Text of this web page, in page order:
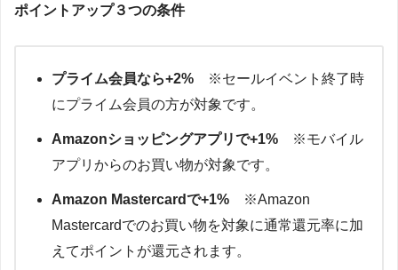
ポイントアップ３つの条件
プライム会員なら+2% ※セールイベント終了時
にプライム会員の方が対象です。
Amazonショッピングアプリで+1% ※モバイル
アプリからのお買い物が対象です。
Amazon Mastercardで+1% ※Amazon
Mastercardでのお買い物を対象に通常還元率に加
えてポイントが還元されます。